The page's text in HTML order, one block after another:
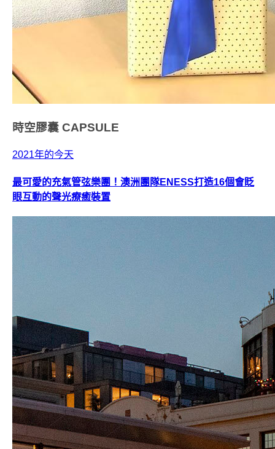
時空膠囊 CAPSULE
2021年的今天
最可愛的充氣管弦樂團！澳洲團隊ENESS打造16個會眨
眼互動的聲光療癒裝置